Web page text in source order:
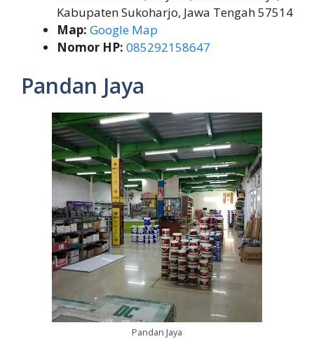
Kabupaten Sukoharjo, Jawa Tengah 57514
Map: Google Map
Nomor HP: 085292158647
Pandan Jaya
Pandan Jaya